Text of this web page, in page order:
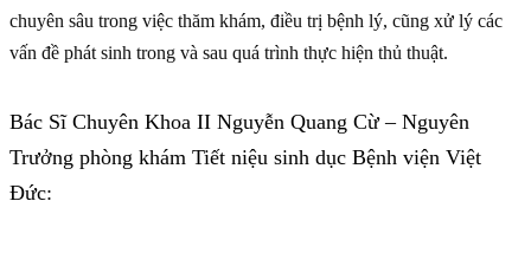
chuyên sâu trong việc thăm khám, điều trị bệnh lý, cũng xử lý các
vấn đề phát sinh trong và sau quá trình thực hiện thủ thuật.
Bác Sĩ Chuyên Khoa II Nguyễn Quang Cừ – Nguyên
Trưởng phòng khám Tiết niệu sinh dục Bệnh viện Việt
Đức: